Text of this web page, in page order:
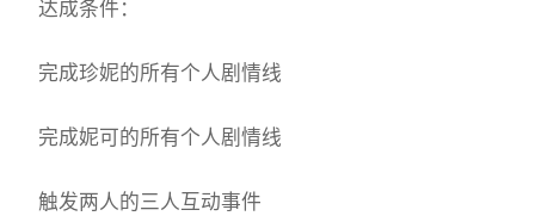
达成条件：
完成珍妮的所有个人剧情线
完成妮可的所有个人剧情线
触发两人的三人互动事件